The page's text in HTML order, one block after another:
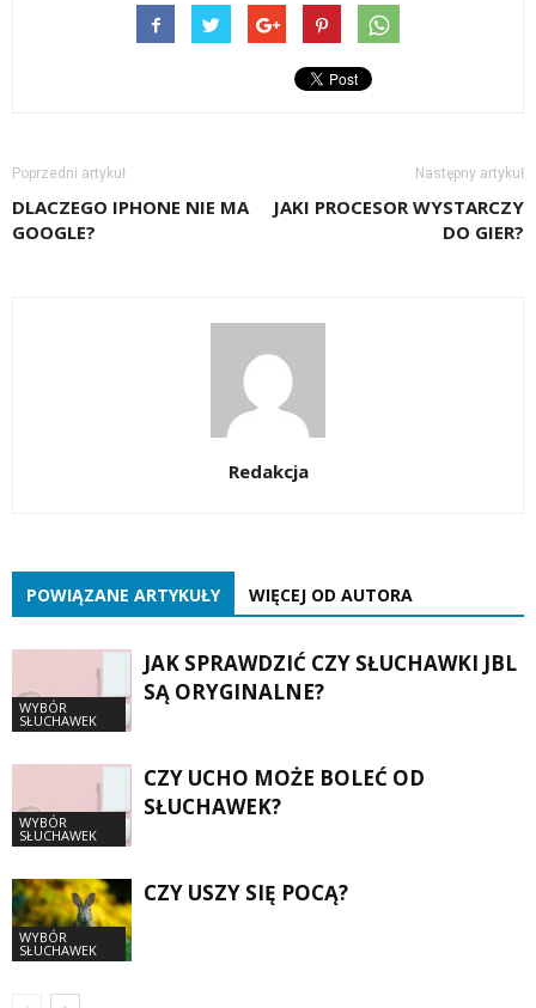
Poprzedni artykuł
DLACZEGO IPHONE NIE MA
GOOGLE?
Następny artykuł
JAKI PROCESOR WYSTARCZY
DO GIER?
Redakcja
POWIĄZANE ARTYKUŁY WIĘCEJ OD AUTORA
WYBÓR
SŁUCHAWEK
JAK SPRAWDZIĆ CZY SŁUCHAWKI JBL
SĄ ORYGINALNE?
WYBÓR
SŁUCHAWEK
CZY UCHO MOŻE BOLEĆ OD
SŁUCHAWEK?
WYBÓR
SŁUCHAWEK
CZY USZY SIĘ POCĄ?